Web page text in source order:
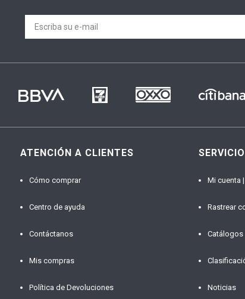
ATENCIÓN A CLIENTES
Cómo comprar
Centro de ayuda
Contáctanos
Mis compras
Política de Devoluciones
Mi cuenta
Rastrear
Catálogos
Noticias